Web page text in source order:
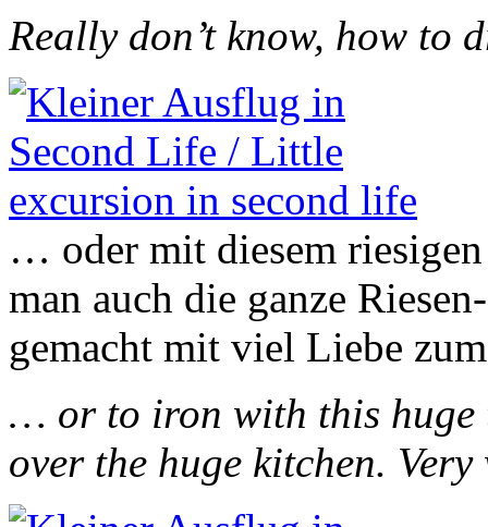
Really don’t know, how
… oder mit diesem
man auch die ganze
gemacht mit viel Liebe
… or to iron with this huge
over the huge kitchen.